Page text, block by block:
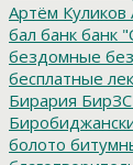
Артём Куликов
бал банк банк
бездомные
бесплатные
Бирария
болото